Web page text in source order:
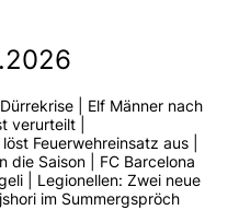
| Elf Männer nach
verurteilt |
Feuerwehreinsatz aus |
die Saison | FC Barcelona
| Legionellen: Zwei neue
im Summergspröch